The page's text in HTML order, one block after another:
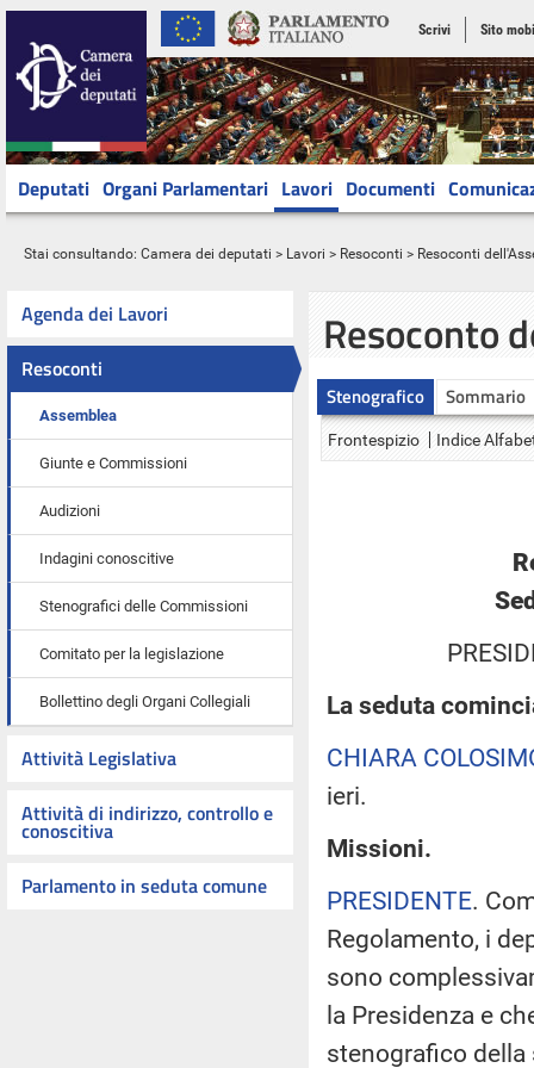
Scrivi Sito
Deputati Organi Parlamentari Lavori Documenti
Stai consultando: Camera dei deputati > Lavori > Resoconti > Resoconti
Agenda dei Lavori
Resoconti
Assemblea
Giunte e Commissioni
Audizioni
Indagini conoscitive
Stenografici delle Commissioni
Comitato per la legislazione
Bollettino degli Organi Collegiali
Attività Legislativa
Attività di indirizzo, controllo e
conoscitiva
Parlamento in seduta comune
Resoconto
Stenografico Sommario
Frontespizio Indice
La seduta
CHIARA
ieri.
Missioni.
PRESIDENTE.
Regolamento, i
sono
la Presidenza e
stenografico